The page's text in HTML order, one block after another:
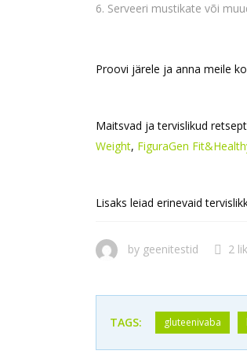
Serveeri mustikate või
Proovi järele ja anna meile
Maitsvad ja tervislikud
Weight, FiguraGen
Lisaks leiad erinevaid
by geenitestid 2
TAGS: gluteenivaba